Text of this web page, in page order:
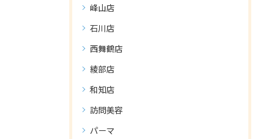
峰山店
石川店
西舞鶴店
綾部店
和知店
訪問美容
パーマ